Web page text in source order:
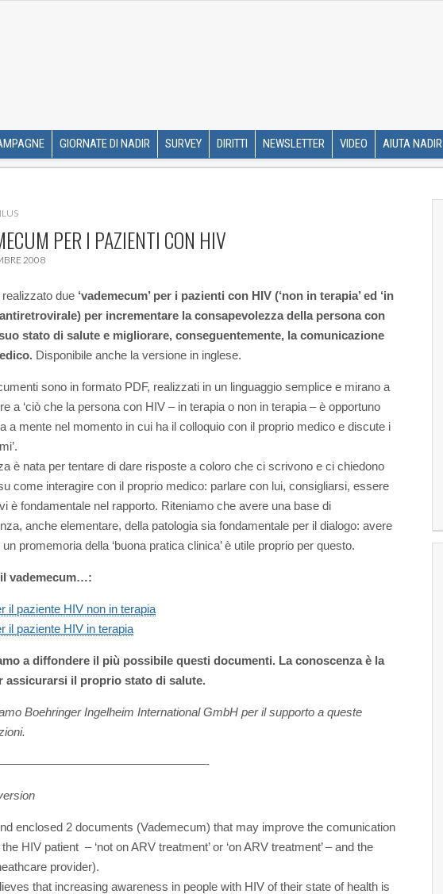
ETS SKIP TO CONTENT
GIORNATE DI NADIR SURVEY DIRITTI NEWSLETTER VIDEO AIUTA NADIR
PER I PAZIENTI CON HIV
2008
due ‘vademecum’ per i pazienti con HIV (‘non in terapia’ ed ‘in
antiretrovirale) per incrementare la consapevolezza della persona con
stato di salute e migliorare, conseguentemente, la comunicazione
Disponibile anche la versione in inglese.
sono in formato PDF, realizzati in un linguaggio semplice e mirano a
a ‘ciò che la persona con HIV – in terapia o non in terapia – è opportuno
a mente nel momento in cui ha il colloquio con il proprio medico e discute i
è nata per tentare di dare risposte a coloro che ci scrivono e ci chiedono
come interagire con il proprio medico: parlare con lui, consigliarsi, essere
è fondamentale nel rapporto. Riteniamo che avere una base di
anche elementare, della patologia sia fondamentale per il dialogo: avere
promemoria della ‘buona pratica clinica’ è utile proprio per questo.
vademecum…:
il paziente HIV non in terapia
il paziente HIV in terapia
a diffondere il più possibile questi documenti. La conoscenza è la
assicurarsi il proprio stato di salute.
Boehringer Ingelheim International GmbH per il supporto a queste
enclosed 2 documents (Vademecum) that may improve the comunication
HIV patient – ‘not on ARV treatment’ or ‘on ARV treatment’ – and the
provider).
that increasing awareness in people with HIV of their state of health is